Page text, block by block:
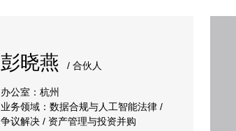
彭晓燕 / 合伙人
办公室：杭州
业务领域：数据合规与人工智能法律 /
争议解决 / 资产管理与投资并购